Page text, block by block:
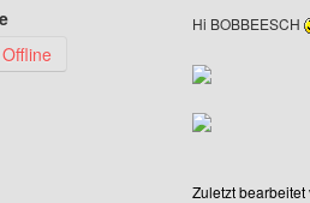
Benutzer-Profile anzeigen
Offline
Hi BOBBEESCH
Zuletzt